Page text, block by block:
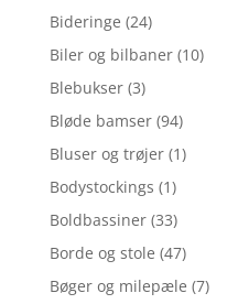
Bideringe (24)
Biler og bilbaner (10)
Blebukser (3)
Bløde bamser (94)
Bluser og trøjer (1)
Bodystockings (1)
Boldbassiner (33)
Borde og stole (47)
Bøger og milepæle (7)